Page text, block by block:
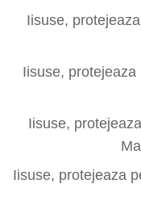
Iisuse,
Iisuse,
Iisuse,
Iisuse, protejeaza